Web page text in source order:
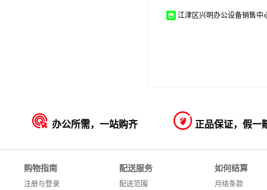
江津区兴明办公设备销售中
 办公所需，一站购齐  正品保证，假一
购物指南
注册与登录
配送服务
配送范围
如何结算
月结条款